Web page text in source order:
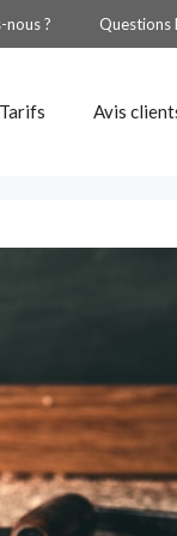
nous ? Questions
Tarifs Avis